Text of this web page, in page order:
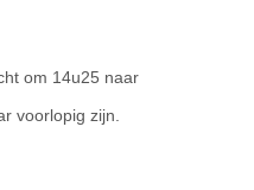
om 14u25 naar
voorlopig zijn.